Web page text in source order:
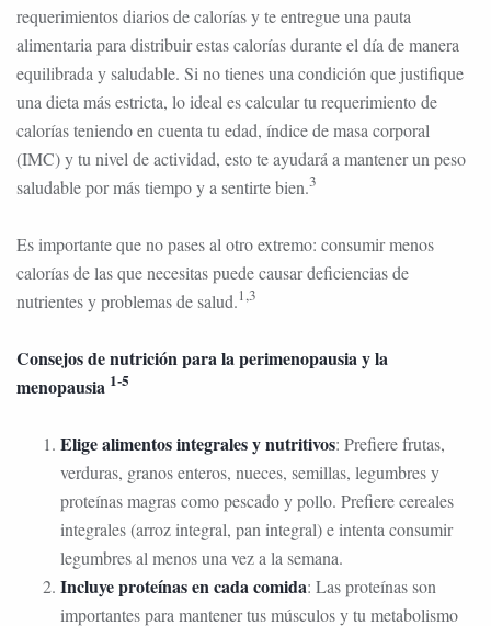
requerimientos diarios de calorías y te entregue una pauta
alimentaria para distribuir estas calorías durante el día de manera
equilibrada y saludable. Si no tienes una condición que justifique
una dieta más estricta, lo ideal es calcular tu requerimiento de
calorías teniendo en cuenta tu edad, índice de masa corporal
(IMC) y tu nivel de actividad, esto te ayudará a mantener un peso
saludable por más tiempo y a sentirte bien.3
Es importante que no pases al otro extremo: consumir menos
calorías de las que necesitas puede causar deficiencias de
nutrientes y problemas de salud.1,3
Consejos de nutrición para la perimenopausia y la
menopausia 1-5
Elige alimentos integrales y nutritivos: Prefiere frutas,
verduras, granos enteros, nueces, semillas, legumbres y
proteínas magras como pescado y pollo. Prefiere cereales
integrales (arroz integral, pan integral) e intenta consumir
legumbres al menos una vez a la semana.
Incluye proteínas en cada comida: Las proteínas son
importantes para mantener tus músculos y tu metabolismo